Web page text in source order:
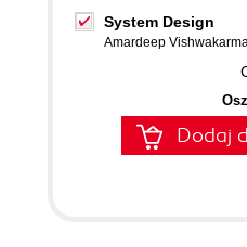
System Design
Amardeep
Dodaj